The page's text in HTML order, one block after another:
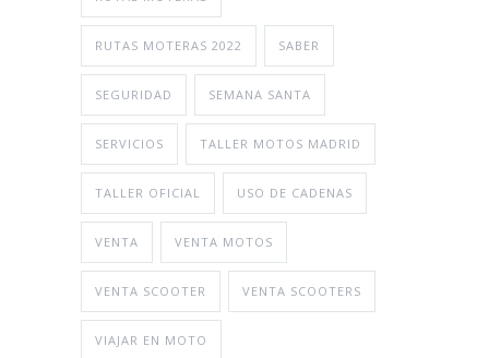
RUTAS MOTERAS 2022 SABER
SEGURIDAD SEMANA SANTA
SERVICIOS TALLER MOTOS MADRID
TALLER OFICIAL USO DE CADENAS
VENTA VENTA MOTOS
VENTA SCOOTER VENTA SCOOTERS
VIAJAR EN MOTO